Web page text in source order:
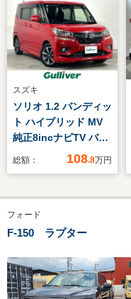
スズキ
ソリオ 1.2 バンディッ
ト ハイブリッド MV
純正8incナビTV バッ
クカメラ パワースラ
ン 衝突軽減ブレーキ
レーンアシスト スマ
ートキー プッシュス
LEDヘッドライト
ETC
総額： 108.8万円
フォード
F-150 ラプター